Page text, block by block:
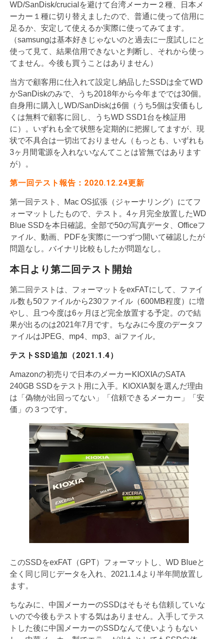
WD/SanDisk/crucialを避けて台湾メーカー２種、日本メ
ーカー１種に切り替えましたので、普通に使って信用に
足るか、安定して使えるか実際に使ってみてます。
（samsungは基本好きじゃないのと過去に一度試しにと
使って見て、結果信用できないと判断し、それから使っ
てません。今後も買うことはありません）
当方で顧客用に仕入れて設定し納品したSSDは全てWD
かSanDiskのみで、うち2018年から今年まででは30個。
自身用に購入しWD/SanDiskは6個（うち5個は安価もし
くは無料で顧客に回し、うちWD SSD1台を検証用
に）。いずれも全て状態を定期的に把握してますが、現
状で不具合は一切出ておりません（もっとも、いずれも
3ヶ月間電源を入れないなんてことは皆無ではあります
が）。
第一回テスト報告：2020.12.24更新
第一回テスト、Mac OS拡張（ジャーナリング）にてフ
ォーマットしたもので、テスト。4ヶ月完全放置したWD
Blue SSDを本日確認。全部で50の写真データ、Officeフ
ァイル、動画、PDFを実際に一つずつ開いて確認したが
問題なし。バイナリ比較もしたが問題なし。
本日より第二回テスト開始
第二回テストは、フォーマットをexFATにして、ファイ
ル数も50ファイルから230ファイル（600MB程度）に増
やし、且つ今度は6ヶ月ほど完全放置する予定。ので結
果が出るのは2021年7月です。ちなみに今度のデータフ
ァイルはJPEG、mp4、mp3、aiファイル。
テストSSD追加（2021.1.4）
Amazonの初売りで日本のメーカーKIOXIAのSATA
240GB SSDをテスト用に入手。KIOXIA製を選んだ理由
は「偽物が出回ってない」「信頼できるメーカー」「安
価」の３つです。
このSSDをexFAT（GPT）フォーマットし、WD Blueと
全く同じ同じデータを入れ、2021.1.4より半年間放置し
ます。
ちなみに、中国メーカーのSSDはそもそも信頼していな
いので今後もテストする気はありません。入手してテス
トした後に中国メーカーのSSDなんて使いようもない